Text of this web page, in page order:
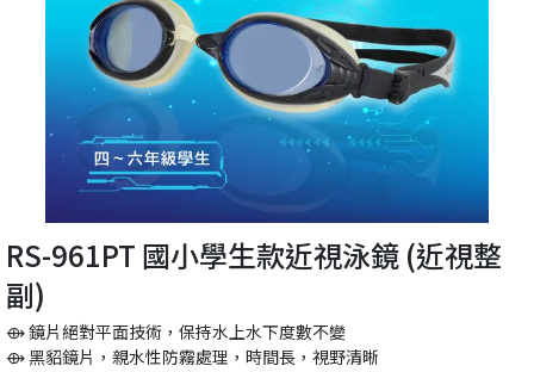
RS-961PT 國小學生款近視泳鏡 (近視整
副)
⟴ 鏡片絕對平面技術，保持水上水下度數不變
⟴ 黑貂鏡片，親水性防霧處理，時間長，視野清晰